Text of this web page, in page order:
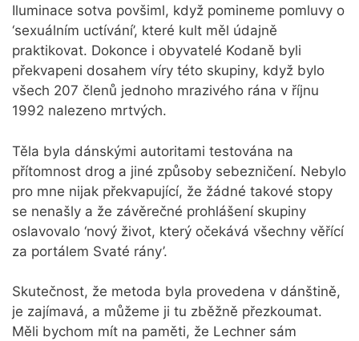
Iluminace sotva povšiml, když pomineme pomluvy o
‘sexuálním uctívání’, které kult měl údajně
praktikovat. Dokonce i obyvatelé Kodaně byli
překvapeni dosahem víry této skupiny, když bylo
všech 207 členů jednoho mrazivého rána v říjnu
1992 nalezeno mrtvých.
Těla byla dánskými autoritami testována na
přítomnost drog a jiné způsoby sebezničení. Nebylo
pro mne nijak překvapující, že žádné takové stopy
se nenašly a že závěrečné prohlášení skupiny
oslavovalo ‘nový život, který očekává všechny věřící
za portálem Svaté rány’.
Skutečnost, že metoda byla provedena v dánštině,
je zajímavá, a můžeme ji tu zběžně přezkoumat.
Měli bychom mít na paměti, že Lechner sám